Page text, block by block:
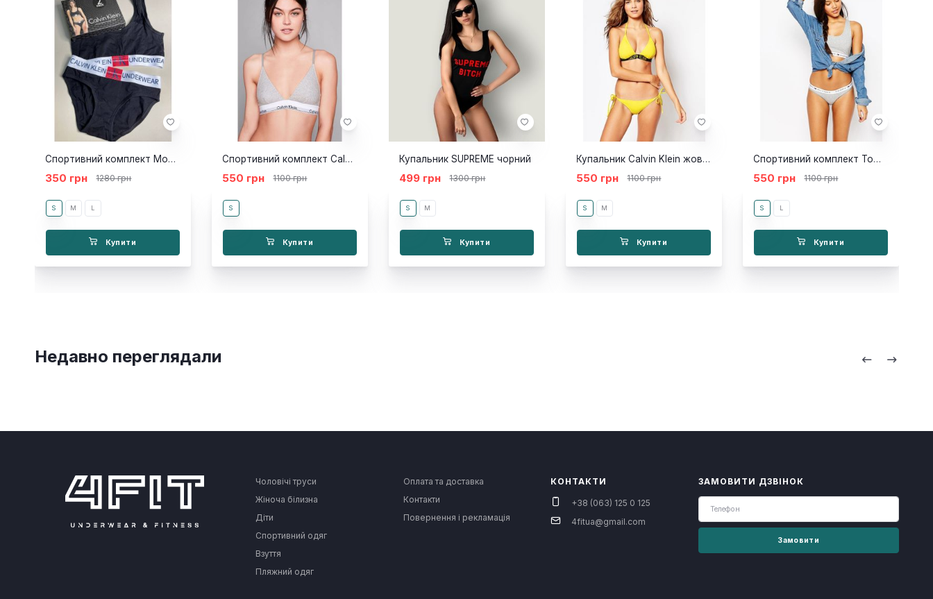
Спортивний комплект Monogram black 2шт
350 грн 1280 грн
S M L
Купити
Спортивний комплект Calvin Klein ліф-топ стрінги сірий
550 грн 1100 грн
S
Купити
Купальник SUPREME чорний
499 грн 1300 грн
S M
Купити
Купальник Calvin Klein жовтий
550 грн 1100 грн
S M
Купити
Спортивний комплект Tommy топ труси сірий
550 грн 1100 грн
S L
Купити
Недавно переглядали
Чоловічі труси
Жіноча білизна
Діти
Спортивний одяг
Взуття
Пляжний одяг
Оплата та доставка
Контакти
Повернення і рекламація
КОНТАКТИ
+38 (063) 125 0 125
4fitua@gmail.com
ЗАМОВИТИ ДЗВІНОК
Замовити